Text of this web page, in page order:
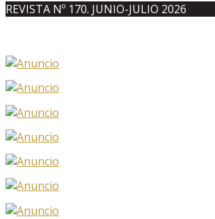
REVISTA Nº 170. JUNIO-JULIO 2026